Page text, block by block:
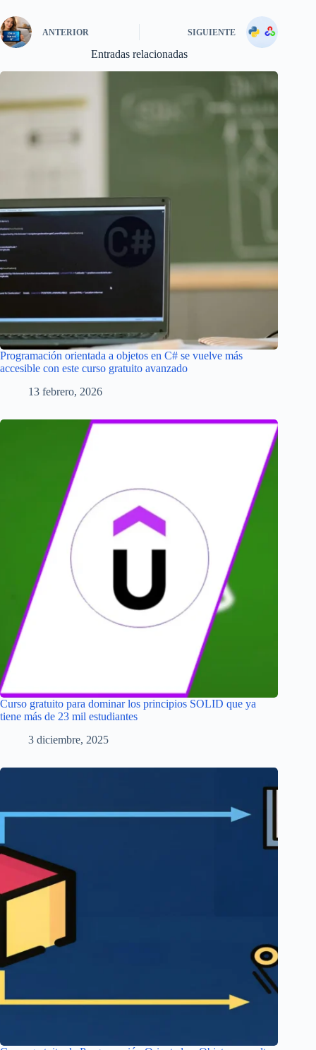
ANTERIOR SIGUIENTE
Entradas relacionadas
Programación orientada a objetos en C# se vuelve más
accesible con este curso gratuito avanzado
13 febrero, 2026
Curso gratuito para dominar los principios SOLID que ya
tiene más de 23 mil estudiantes
3 diciembre, 2025